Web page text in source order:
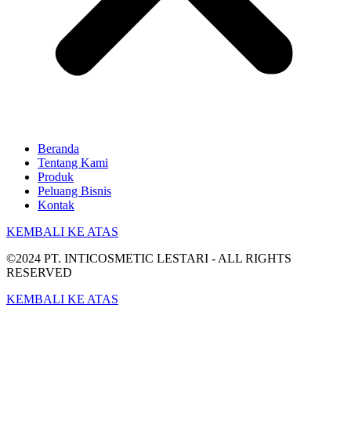
Beranda
Tentang Kami
Produk
Peluang Bisnis
Kontak
KEMBALI KE ATAS
©2024 PT. INTICOSMETIC LESTARI - ALL RIGHTS
RESERVED
KEMBALI KE ATAS